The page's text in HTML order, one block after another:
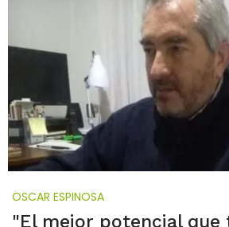
OSCAR ESPINOSA
"El mejor potencial que